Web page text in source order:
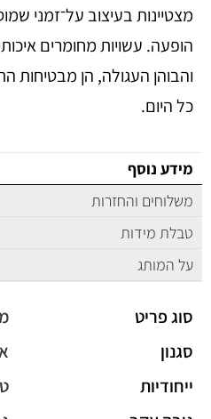
מצטיינות בעיצוב על־זמני
הופעה. עשויות מחומרים
והבוהן העגולה, הן מבטיחות
כל היום.
מידע נוסף
משלוחים והחזרות
טבלת מידות
על המותג
סוג פריט
סגנון
ייחודיות